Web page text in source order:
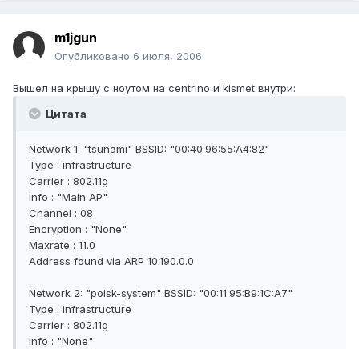
m1jgun
Опубликовано 6 июля, 2006
Вышел на крышу с ноутом на centrino и kismet внутри:
Цитата
Network 1: "tsunami" BSSID: "00:40:96:55:A4:82"
Type : infrastructure
Carrier : 802.11g
Info : "Main AP"
Channel : 08
Encryption : "None"
Maxrate : 11.0
Address found via ARP 10.190.0.0
Network 2: "poisk-system" BSSID: "00:11:95:B9:1C:A7"
Type : infrastructure
Carrier : 802.11g
Info : "None"